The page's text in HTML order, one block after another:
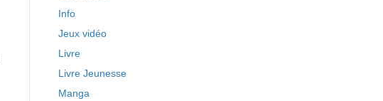
Info
Jeux vidéo
Livre
Livre Jeunesse
Manga